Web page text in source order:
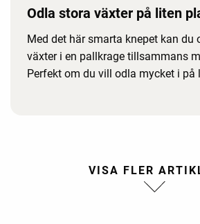
Odla stora växter på liten
Med det här smarta knepet kan du
växter i en pallkrage tillsammans
Perfekt om du vill odla mycket i på